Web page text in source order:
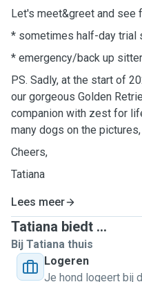
Let's meet&greet and see
* sometimes half-day trial
* emergency/back up
PS. Sadly, at the start of
our gorgeous Golden
companion with zest for
many dogs on the
Cheers,
Tatiana
Lees meer
Tatiana biedt ...
Bij Tatiana thuis
Logeren
Je hond logeert bij